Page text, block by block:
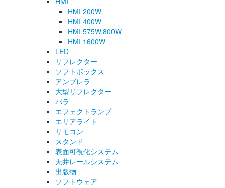
HMI 200W
HMI 400W
HMI 575W.800W
HMI 1600W
LED
リフレクター
ソフトボックス
アンブレラ
大型リフレクター
パラ
エフェクトランプ
エリアライト
リモコン
スタンド
表面可視化システム
天井レールシステム
出版物
ソフトウェア